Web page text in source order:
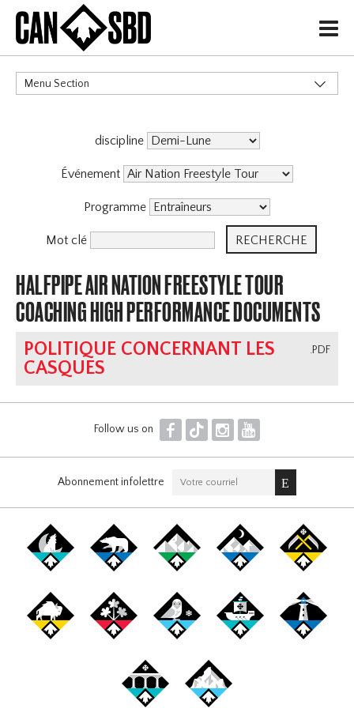
H
Menu Section
discipline
Événement
Programme
Mot clé
HALFPIPE AIR NATION FREESTYLE TOUR
COACHING HIGH PERFORMANCE DOCUMENTS
.PDF
POLITIQUE CONCERNANT LES
CASQUES
Follow us on F T I Y
Abonnement infolettre